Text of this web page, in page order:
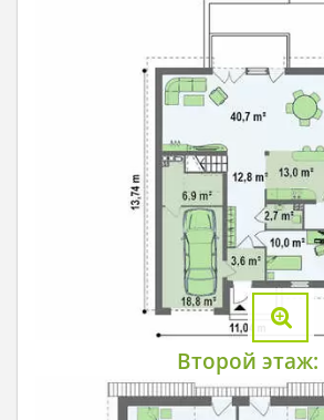
Второй этаж: